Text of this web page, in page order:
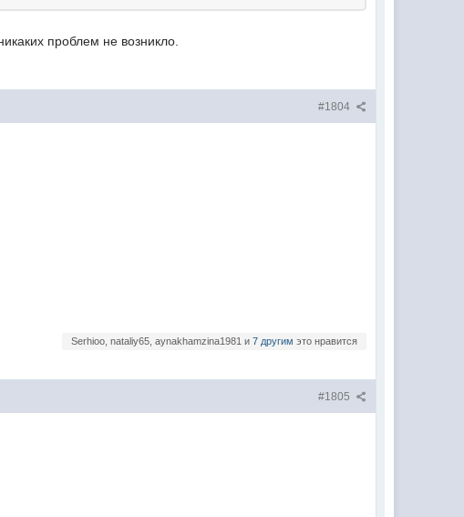
проблем не возникло.
#1804
Serhioo, nataliy65, aynakhamzina1981 и 7 другим это нравится
#1805